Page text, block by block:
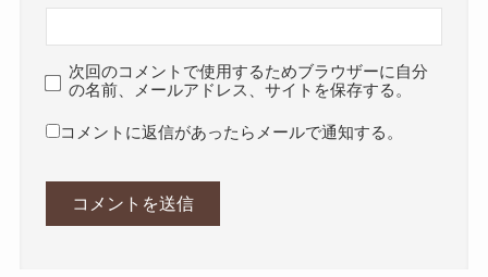
次回のコメントで使用するためブラウザーに自分
の名前、メールアドレス、サイトを保存する。
コメントに返信があったらメールで通知する。